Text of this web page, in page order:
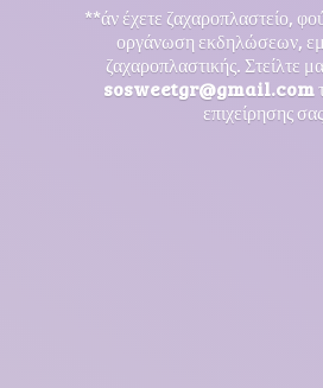
**άν έχετε ζαχαροπλαστείο,
οργάνωση εκδηλώσεων,
ζαχαροπλαστικής. Στείλτε
sosweetgr@gmail.com
επιχείρησης